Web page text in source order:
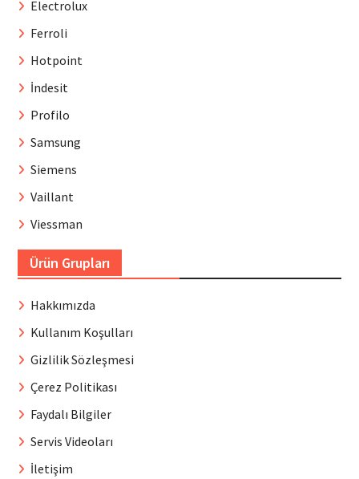
Electrolux
Ferroli
Hotpoint
İndesit
Profilo
Samsung
Siemens
Vaillant
Viessman
Ürün Grupları
Hakkımızda
Kullanım Koşulları
Gizlilik Sözleşmesi
Çerez Politikası
Faydalı Bilgiler
Servis Videoları
İletişim